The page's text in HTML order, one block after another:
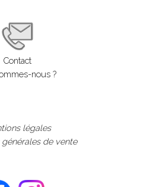
Contact
nous ?
légales
de vente